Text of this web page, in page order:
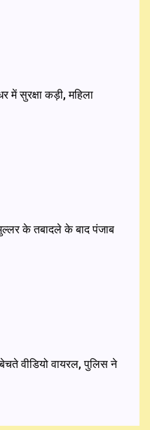
में सुरक्षा कड़ी, महिला
के तबादले के बाद पंजाब
वीडियो वायरल, पुलिस ने